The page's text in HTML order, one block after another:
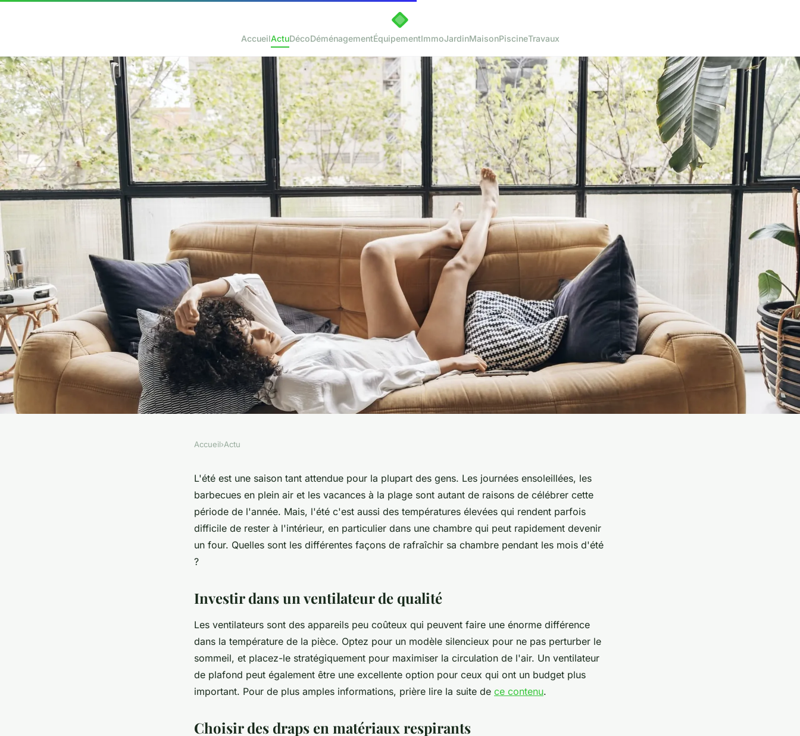
AccueilActuDécoDéménagementÉquipementImmoJardinMaisonPiscineTravaux
Comment rafraîchir votre chambre en
2 min de lecture
Accueil›Actu
L'été est une saison tant attendue pour la plupart des gens. Les journées ensoleillées, les
barbecues en plein air et les vacances à la plage sont autant de raisons de célébrer cette
période de l'année. Mais, l'été c'est aussi des températures élevées qui rendent parfois
difficile de rester à l'intérieur, en particulier dans une chambre qui peut rapidement devenir
un four. Quelles sont les différentes façons de rafraîchir sa chambre pendant les mois d'été
?
Investir dans un ventilateur de qualité
Les ventilateurs sont des appareils peu coûteux qui peuvent faire une énorme différence
dans la température de la pièce. Optez pour un modèle silencieux pour ne pas perturber le
sommeil, et placez-le stratégiquement pour maximiser la circulation de l'air. Un ventilateur
de plafond peut également être une excellente option pour ceux qui ont un budget plus
important. Pour de plus amples informations, prière lire la suite de ce contenu.
Choisir des draps en matériaux respirants